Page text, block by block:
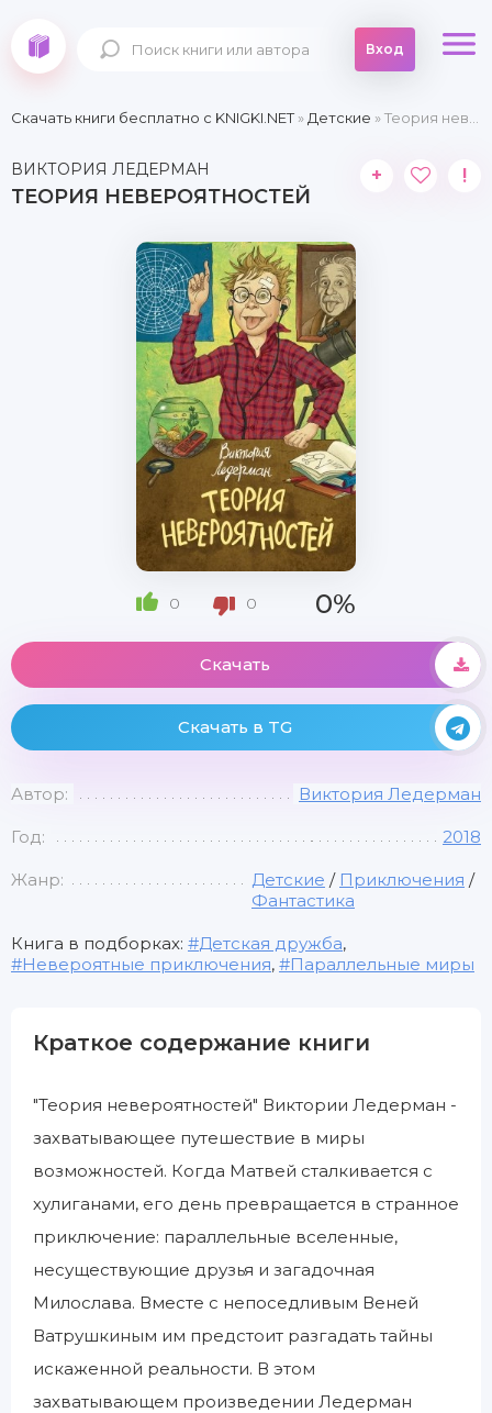
Вход
Скачать книги бесплатно c KNIGKI.NET» Детские » Теория невероятностей
ВИКТОРИЯ ЛЕДЕРМАН
ТЕОРИЯ НЕВЕРОЯТНОСТЕЙ
+ !
0 0 0%
Скачать
Скачать в TG
Автор: Виктория Ледерман
Год: 2018
Жанр: Детские / Приключения /
Фантастика
Книга в подборках: Детская дружба,
Невероятные приключения, Параллельные миры
Краткое содержание книги
"Теория невероятностей" Виктории Ледерман -
захватывающее путешествие в миры
возможностей. Когда Матвей сталкивается с
хулиганами, его день превращается в странное
приключение: параллельные вселенные,
несуществующие друзья и загадочная
Милослава. Вместе с непоседливым Веней
Ватрушкиным им предстоит разгадать тайны
искаженной реальности. В этом
захватывающем произведении Ледерман